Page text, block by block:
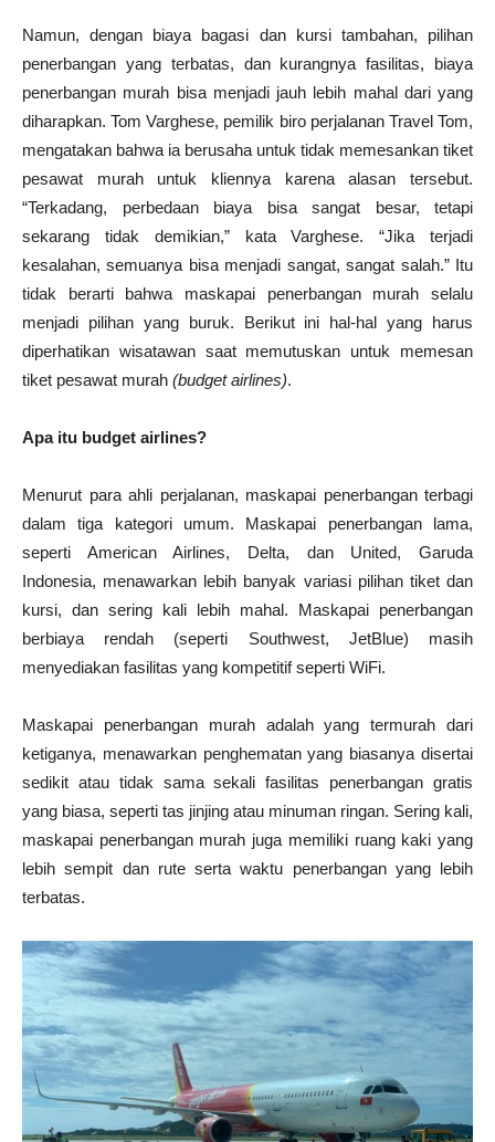
Namun, dengan biaya bagasi dan kursi tambahan, pilihan
penerbangan yang terbatas, dan kurangnya fasilitas, biaya
penerbangan murah bisa menjadi jauh lebih mahal dari yang
diharapkan. Tom Varghese, pemilik biro perjalanan Travel Tom,
mengatakan bahwa ia berusaha untuk tidak memesankan tiket
pesawat murah untuk kliennya karena alasan tersebut.
“Terkadang, perbedaan biaya bisa sangat besar, tetapi
sekarang tidak demikian,” kata Varghese. “Jika terjadi
kesalahan, semuanya bisa menjadi sangat, sangat salah.” Itu
tidak berarti bahwa maskapai penerbangan murah selalu
menjadi pilihan yang buruk. Berikut ini hal-hal yang harus
diperhatikan wisatawan saat memutuskan untuk memesan
tiket pesawat murah (budget airlines).
Apa itu budget airlines?
Menurut para ahli perjalanan, maskapai penerbangan terbagi
dalam tiga kategori umum. Maskapai penerbangan lama,
seperti American Airlines, Delta, dan United, Garuda
Indonesia, menawarkan lebih banyak variasi pilihan tiket dan
kursi, dan sering kali lebih mahal. Maskapai penerbangan
berbiaya rendah (seperti Southwest, JetBlue) masih
menyediakan fasilitas yang kompetitif seperti WiFi.
Maskapai penerbangan murah adalah yang termurah dari
ketiganya, menawarkan penghematan yang biasanya disertai
sedikit atau tidak sama sekali fasilitas penerbangan gratis
yang biasa, seperti tas jinjing atau minuman ringan. Sering kali,
maskapai penerbangan murah juga memiliki ruang kaki yang
lebih sempit dan rute serta waktu penerbangan yang lebih
terbatas.